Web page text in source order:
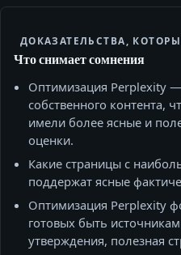
ДОКАЗАТЕЛЬСТВА,
Что снимает сомнения
Оптимизация Perplexity
собственного контента,
имели более ясные и
оценки.
Какие страницы с
поддержат ясные
Оптимизация Perplexity
готовых быть
утверждения, полезная